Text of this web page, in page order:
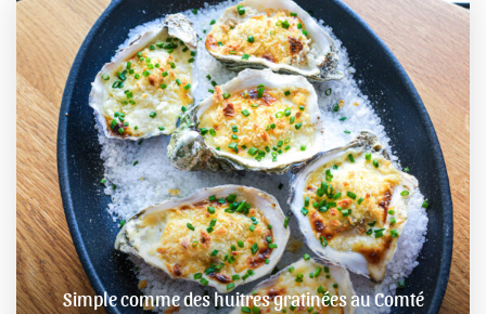
Simple comme des huitres gratinées au Comté